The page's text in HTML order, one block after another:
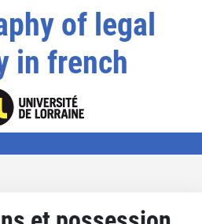
of legal
in french